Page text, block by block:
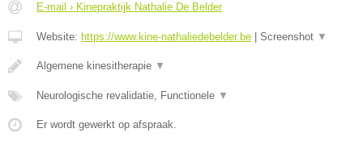
E-mail › Kinepraktijk Nathalie De Belder
Website: https://www.kine-nathaliedebelder.be Screenshot ▼
Algemene kinesitherapie ▼
Neurologische revalidatie, Functionele ▼
Er wordt gewerkt op afspraak.